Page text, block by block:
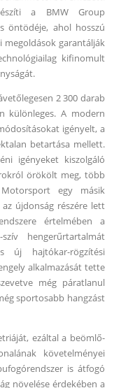
a BMW Group
öntödéje, ahol hosszú
garantálják
kifinomult
2 300 darab
különleges. A modern
igényelt, a
betartása mellett.
igényeket kiszolgáló
örökölt meg, több
egy másik
újdonság részére lett
értelmében a
hengerűrtartalmát
új hajtókar-rögzítési
alkalmazását tette
még páratlanul
sportosabb hangzást
ezáltal a beömlő-
követelményei
is átfogó
növelése érdekében a